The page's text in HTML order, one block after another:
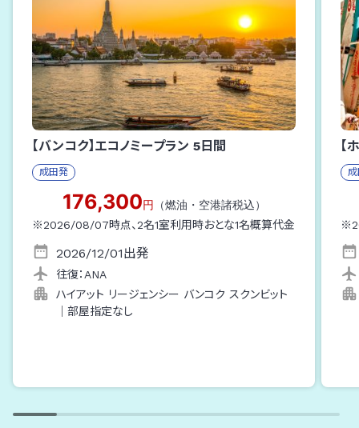
【バンコク】エコノミープラン 5 日間
成田発
176,300円 （燃油・空港諸税込）
※2026/08/07時点、2名1室利用時おとな1名概算代金
2026/12/01出発
往復： ANA
ハイアット リージェンシー バンコク スクンビット
部屋指定なし
【
※